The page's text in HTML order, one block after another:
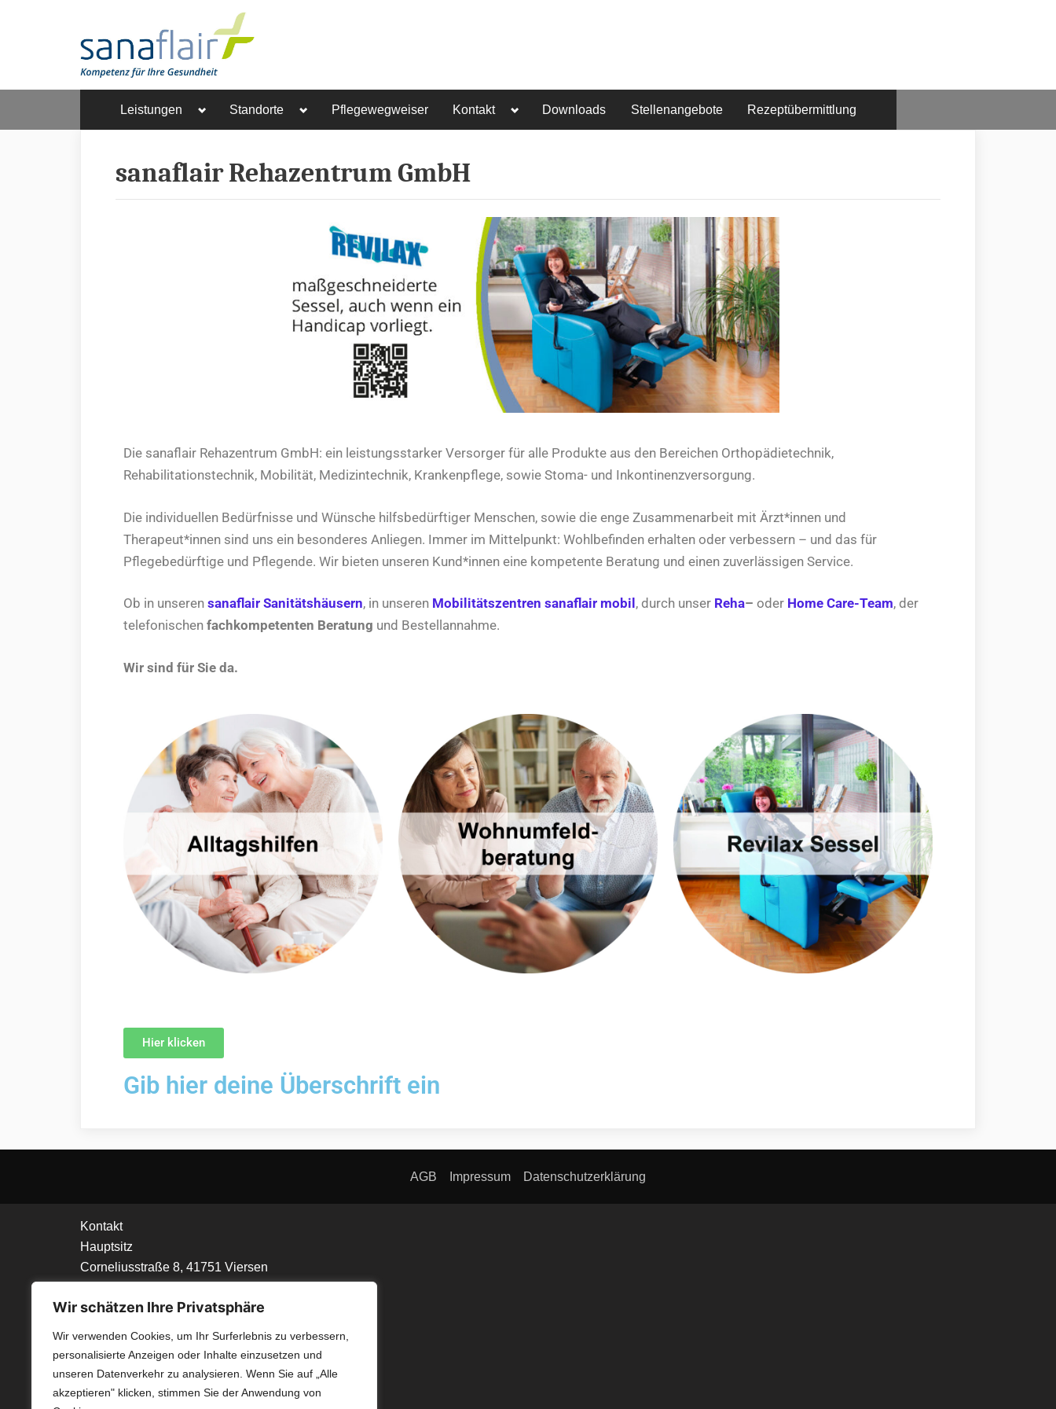
Wir schätzen Ihre Privatsphäre
Wir verwenden Cookies, um Ihr Surferlebnis zu verbessern,
personalisierte Anzeigen oder Inhalte einzusetzen und
unseren Datenverkehr zu analysieren. Wenn Sie auf „Alle
akzeptieren" klicken, stimmen Sie der Anwendung von
Leistungen Standorte Pflegewegweiser Kontakt Downloads Stellenangebote Rezeptübermittlung
sanaflair Rehazentrum GmbH
Die sanaflair Rehazentrum GmbH: ein leistungsstarker Versorger für alle Produkte aus den Bereichen Orthopädietechnik,
Rehabilitationstechnik, Mobilität, Medizintechnik, Krankenpflege, sowie Stoma- und Inkontinenzversorgung.
Die individuellen Bedürfnisse und Wünsche hilfsbedürftiger Menschen, sowie die enge Zusammenarbeit mit Ärzt*innen und
Therapeut*innen sind uns ein besonderes Anliegen. Immer im Mittelpunkt: Wohlbefinden erhalten oder verbessern – und das für
Pflegebedürftige und Pflegende. Wir bieten unseren Kund*innen eine kompetente Beratung und einen zuverlässigen Service.
Ob in unseren sanaflair Sanitätshäusern, in unseren Mobilitätszentren sanaflair mobil , durch unser Reha– oder Home Care-Team, der
telefonischen fachkompetenten Beratung und Bestellannahme.
Wir sind für Sie da.
Hier klicken
Gib hier deine Überschrift ein
AGB Impressum Datenschutzerklärung
Kontakt
Hauptsitz
Corneliusstraße 8, 41751 Viersen
Telefon
02162 50 39 0 (Zentrale)
Mo.-Do. 8.00 Uhr - 16.30 Uhr
Fr. 8.00 Uhr - 13.30 Uhr